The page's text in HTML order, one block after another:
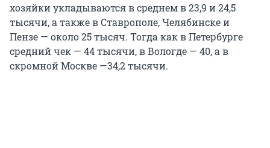
хозяйки укладываются в среднем в 23,9 и 24,5
тысячи, а также в Ставрополе, Челябинске и
Пензе — около 25 тысяч. Тогда как в Петербурге
средний чек — 44 тысячи, в Вологде — 40, а в
скромной Москве —34,2 тысячи.